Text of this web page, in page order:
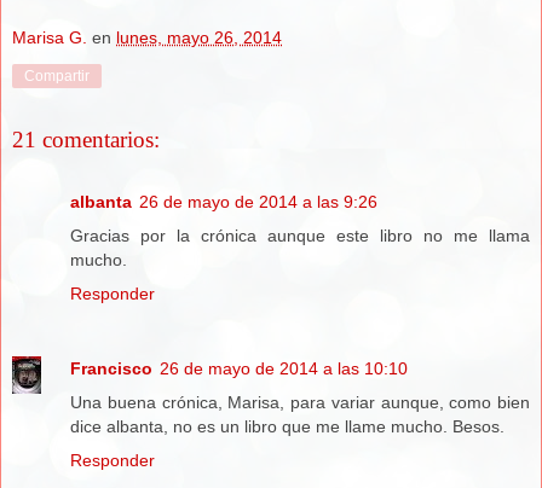
Marisa G. en lunes, mayo 26, 2014
Compartir
21 comentarios:
albanta 26 de mayo de 2014 a las 9:26
Gracias por la crónica aunque este libro no me llama
mucho.
Responder
Francisco 26 de mayo de 2014 a las 10:10
Una buena crónica, Marisa, para variar aunque, como bien
dice albanta, no es un libro que me llame mucho. Besos.
Responder